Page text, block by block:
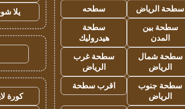
سطحة الرياض
سطحه
سطحة بين
المدن
سطحة
هيدروليك
سطحة شمال
الرياض
سطحة غرب
الرياض
سطحة جنوب
الرياض
اقرب سطحة
يلا
كورة